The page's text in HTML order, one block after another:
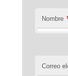
Nombre
Correo